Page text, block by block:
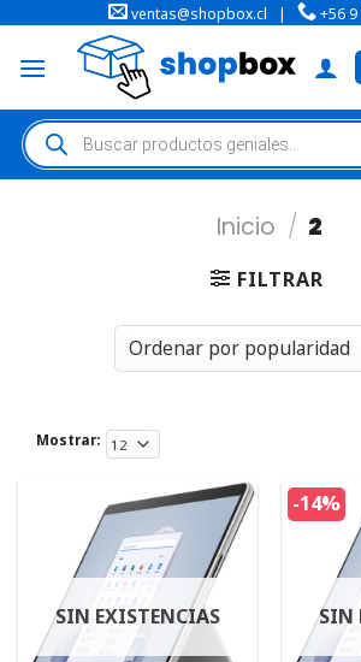
ventas@shopbox.cl | +56
Inicio / 2
FILTRAR
Mostrar:
SIN EXISTENCIAS
-14%
SIN